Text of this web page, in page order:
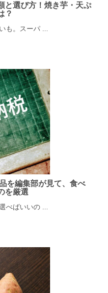
と選び方！焼き芋・天ぷ
？
も。スーパ ...
を編集部が見て、食べ
を厳選
べばいいの ...